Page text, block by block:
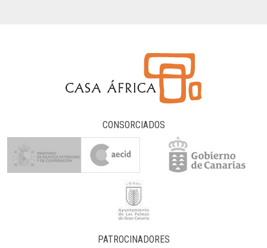
CONSORCIADOS
PATROCINADORES